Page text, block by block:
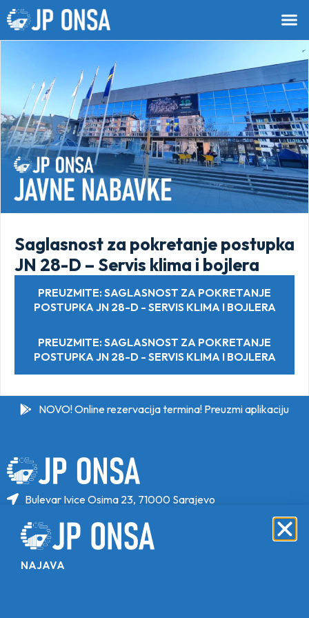
Saglasnost za pokretanje postupka
JN 28-D – Servis klima i bojlera
PREUZMITE: SAGLASNOST ZA POKRETANJE
POSTUPKA JN 28-D - SERVIS KLIMA I BOJLERA
PREUZMITE: SAGLASNOST ZA POKRETANJE
POSTUPKA JN 28-D - SERVIS KLIMA I BOJLERA
NOVO! Online rezervacija termina! Preuzmi aplikaciju
Bulevar Ivice Osima 23, 71000 Sarajevo
+387 33 646 471
info@jponsa.ba
NAJAVA